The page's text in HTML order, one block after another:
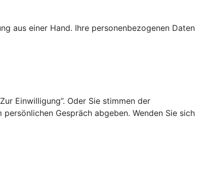
aus einer Hand. Ihre personenbezogenen Daten
Einwilligung”. Oder Sie stimmen der
Gespräch abgeben. Wenden Sie sich